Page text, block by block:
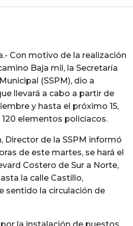
Con motivo de la realización
Baja mil, la Secretaría
(SSPM), dio a
llevará a cabo a partir de
y hasta el próximo 15,
elementos policíacos.
Director de la SSPM informó
de este martes, se hará el
Costero de Sur a Norte,
la calle Castillo,
sentido la circulación de